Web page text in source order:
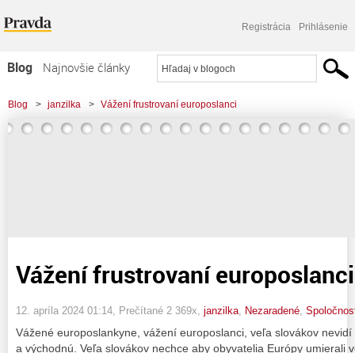
Registrácia Prihlásenie
Blog
Najnovšie články
Najčítanejšie články
Najkomentovanejšie články
Blog > janzilka > Vážení frustrovaní europoslanci
Vážení frustrovaní europoslanci
12. apríla 2024 01:14 , Prečítané 2 369x, janzilka Nezaradené
Vážené europoslankyne, vážení europoslanci, veľa slovákov
a východnú. Veľa slovákov nechce aby obyvatelia Európy umierali